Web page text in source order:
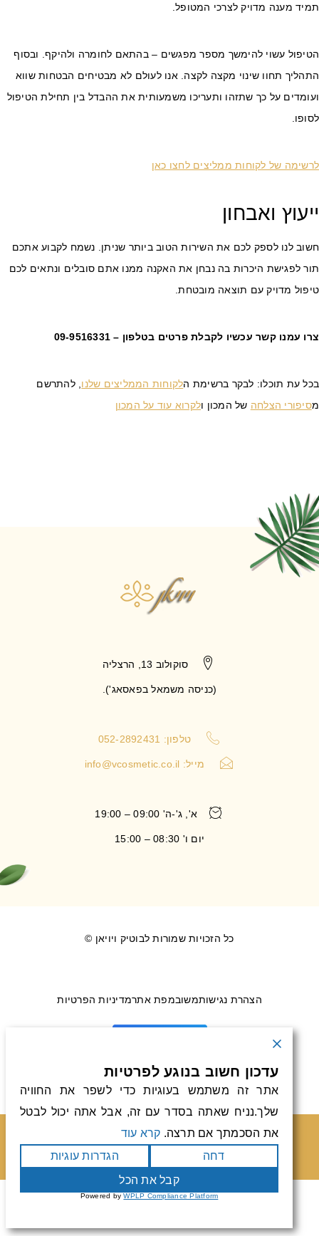
מענה מדויק לצרכי המטופל.
עשוי להימשך מספר מפגשים – בהתאם לחומרה ולהיקף. ובסוף
תחוו שינוי מקצה לקצה. אנו לעולם לא מבטיחים הבטחות שווא
על כך שתזהו ותעריכו משמעותית את ההבדל בין תחילת הטיפול
של לקוחות ממליצים לחצו כאן
ואבחון
לנו לספק לכם את השירות הטוב ביותר שניתן. נשמח לקבוע אתכם
לפגישת היכרות בה נבחן את האקנה ממנו אתם סובלים ונתאים לכם
מדויק עם תוצאה מובטחת.
עמנו קשר עכשיו לקבלת פרטים בטלפון –09-9516331
עת תוכלו: לבקר ברשימת הלקוחות הממליצים שלנו, להתרשם
סיפורי הצלחהשל המכון ו לקרוא עוד על המכון
סוקולוב 13, הרצליה
(כניסה משמאל בפאסאג').
טלפון: 052-2892431
מייל:info@vcosmetic.co.il
א', ג'-ה' 09:00 – 19:00
יום ו' 08:30 – 15:00
כל הזכויות שמורות לבוטיק ויויאן ©
הצהרת נגישותמשובמפת אתרמדיניות הפרטיות
טלפון וואטסאפ
עדכון חשוב בנוגע לפרטיות
אתר זה משתמש בעוגיות כדי לשפר את החוויה
שלך.נניח שאתה בסדר עם זה, אבל אתה יכול לבטל
את הסכמתך אם תרצה.קרא עוד
דחה
הגדרות עוגיות
קבל את הכל
Powered byWPLP Compliance Platform